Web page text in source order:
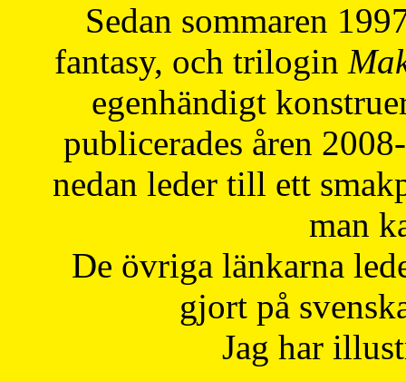
Sedan sommaren
fantasy, och trilogin
egenhändigt
publicerades åren
nedan leder till ett
man
De övriga länkarna
gjort på
Jag har